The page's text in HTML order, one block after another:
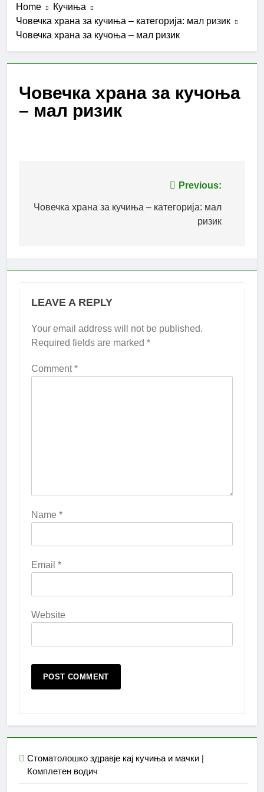
Home
Кучиња
Човечка храна за кучиња – категорија: мал ризик
Човечка храна за кучоња – мал ризик
Човечка храна за кучоња
– мал ризик
navigation
Previous:
Човечка храна за кучиња – категорија: мал
ризик
LEAVE A REPLY
Your email address will not be published.
Required fields are marked *
Comment*
Name *
Email *
Website
Стоматолошко здравје кај кучиња и мачки |
Комплетен водич